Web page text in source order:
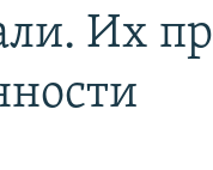
Их